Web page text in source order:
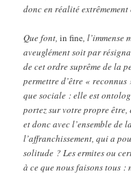
donc en réalité
Que font,in fine,
aveuglément soit par
de cet ordre suprême de la
permettre d’être «
que sociale : elle est
portez sur votre propre
et donc avec l’ensemble de
l’affranchissement, qui a
solitude ? Les ermites ou
à ce que nous faisons tous